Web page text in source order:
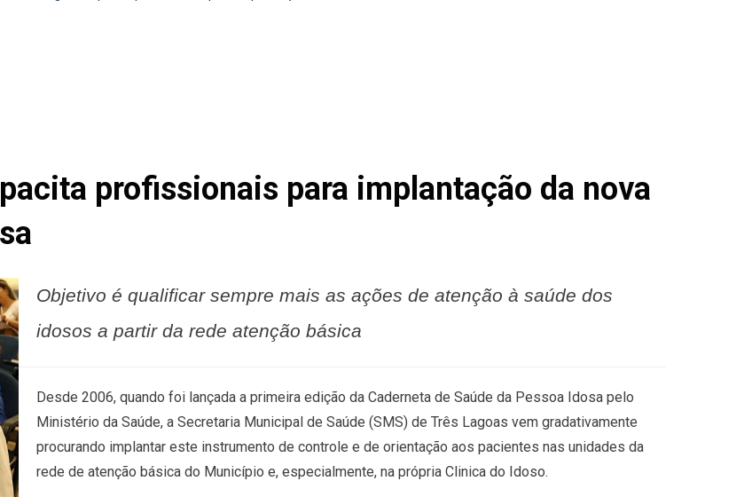
profissionais para implantação da nova
Objetivo é qualificar sempre mais as ações de atenção à saúde dos
idosos a partir da rede atenção básica
Desde 2006, quando foi lançada a primeira edição da Caderneta de Saúde da Pessoa Idosa pelo
Ministério da Saúde, a Secretaria Municipal de Saúde (SMS) de Três Lagoas vem gradativamente
procurando implantar este instrumento de controle e de orientação aos pacientes nas unidades da
rede de atenção básica do Município e, especialmente, na própria Clinica do Idoso.